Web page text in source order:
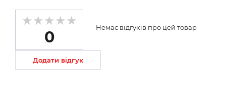
0
Немає відгуків про цей товар
Додати відгук